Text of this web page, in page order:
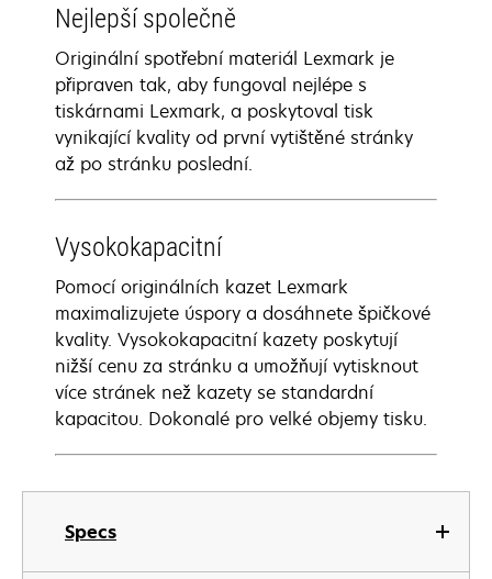
Specs
Nejlepší společně
Originální spotřební materiál Lexmark je
připraven tak, aby fungoval nejlépe s
tiskárnami Lexmark, a poskytoval tisk
vynikající kvality od první vytištěné stránky
až po stránku poslední.
Vysokokapacitní
Pomocí originálních kazet Lexmark
maximalizujete úspory a dosáhnete špičkové
kvality. Vysokokapacitní kazety poskytují
nižší cenu za stránku a umožňují vytisknout
více stránek než kazety se standardní
kapacitou. Dokonalé pro velké objemy tisku.